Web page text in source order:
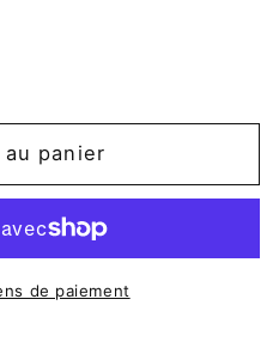
panier
de paiement